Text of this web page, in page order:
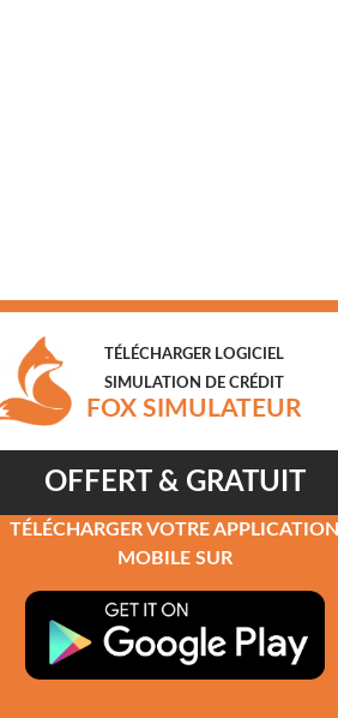
TÉLÉCHARGER LOGICIEL
SIMULATION DE CRÉDIT
FOX SIMULATEUR
OFFERT & GRATUIT
TÉLÉCHARGER VOTRE APPLICATION
MOBILE SUR